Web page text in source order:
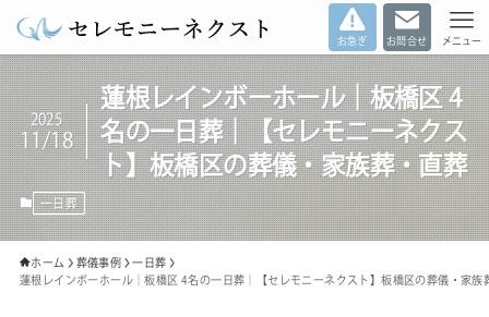
お急ぎ お問合せ メニュー
蓮根レインボーホール｜板橋区 4
名の一日葬｜【セレモニーネクス
ト】板橋区の葬儀・家族葬・直葬
2025
11/18
一日葬
ホーム 葬儀事例
一日葬
蓮根レインボーホール｜板橋区 4名の一日葬｜【セレモニーネクスト】板橋区の葬儀・家族